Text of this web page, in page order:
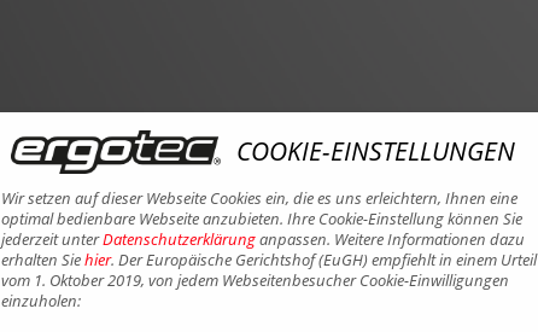
COOKIE-EINSTELLUNGEN
Wir setzen auf dieser Webseite Cookies ein, die es uns erleichtern, Ihnen eine
optimal bedienbare Webseite anzubieten. Ihre Cookie-Einstellung können Sie
jederzeit unterDatenschutzerklärunganpassen. Weitere Informationen dazu
erhalten Siehier. Der Europäische Gerichtshof (EuGH) empfiehlt in einem Urteil
vom 1. Oktober 2019, von jedem Webseitenbesucher Cookie-Einwilligungen
einzuholen: